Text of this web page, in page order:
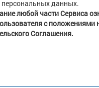
данных.
любой части Сервиса
с положениями
Соглашения.